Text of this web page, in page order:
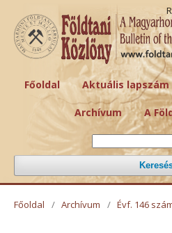
Főoldal Aktuális lapszám
Archívum A
Főoldal / Archívum / Évf. 146